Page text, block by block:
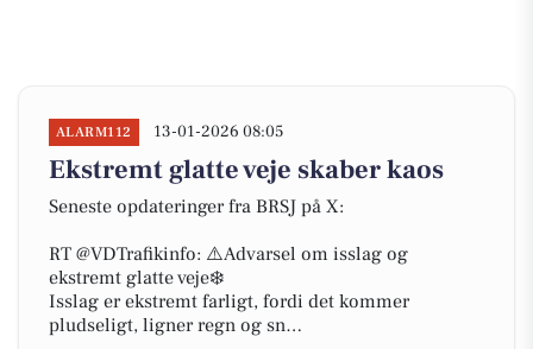
ALARM112 13-01-2026 08:05
Ekstremt glatte veje skaber kaos
Seneste opdateringer fra BRSJ på X:
RT @VDTrafikinfo: ⚠️Advarsel om isslag og
ekstremt glatte veje❄️
Isslag er ekstremt farligt, fordi det kommer
pludseligt, ligner regn og sn…